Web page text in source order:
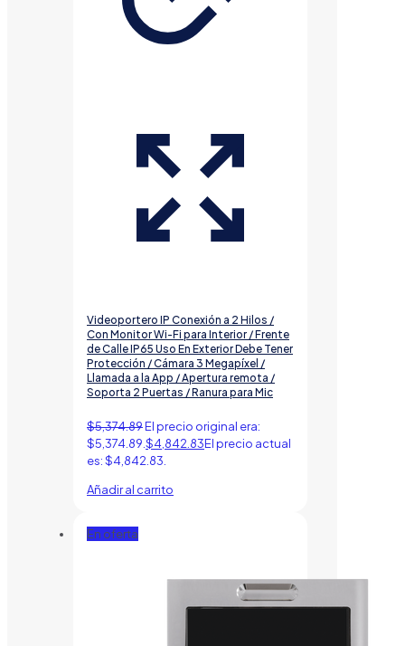
Videoportero IP Conexión a 2 Hilos /
Con Monitor Wi-Fi para Interior / Frente
de Calle IP65 Uso En Exterior Debe Tener
Protección / Cámara 3 Megapíxel /
Llamada a la App / Apertura remota /
Soporta 2 Puertas / Ranura para Mic
$5,374.89El precio original era:
$5,374.89. $4,842.83El precio actual
es: $4,842.83.
Añadir al carrito
En oferta